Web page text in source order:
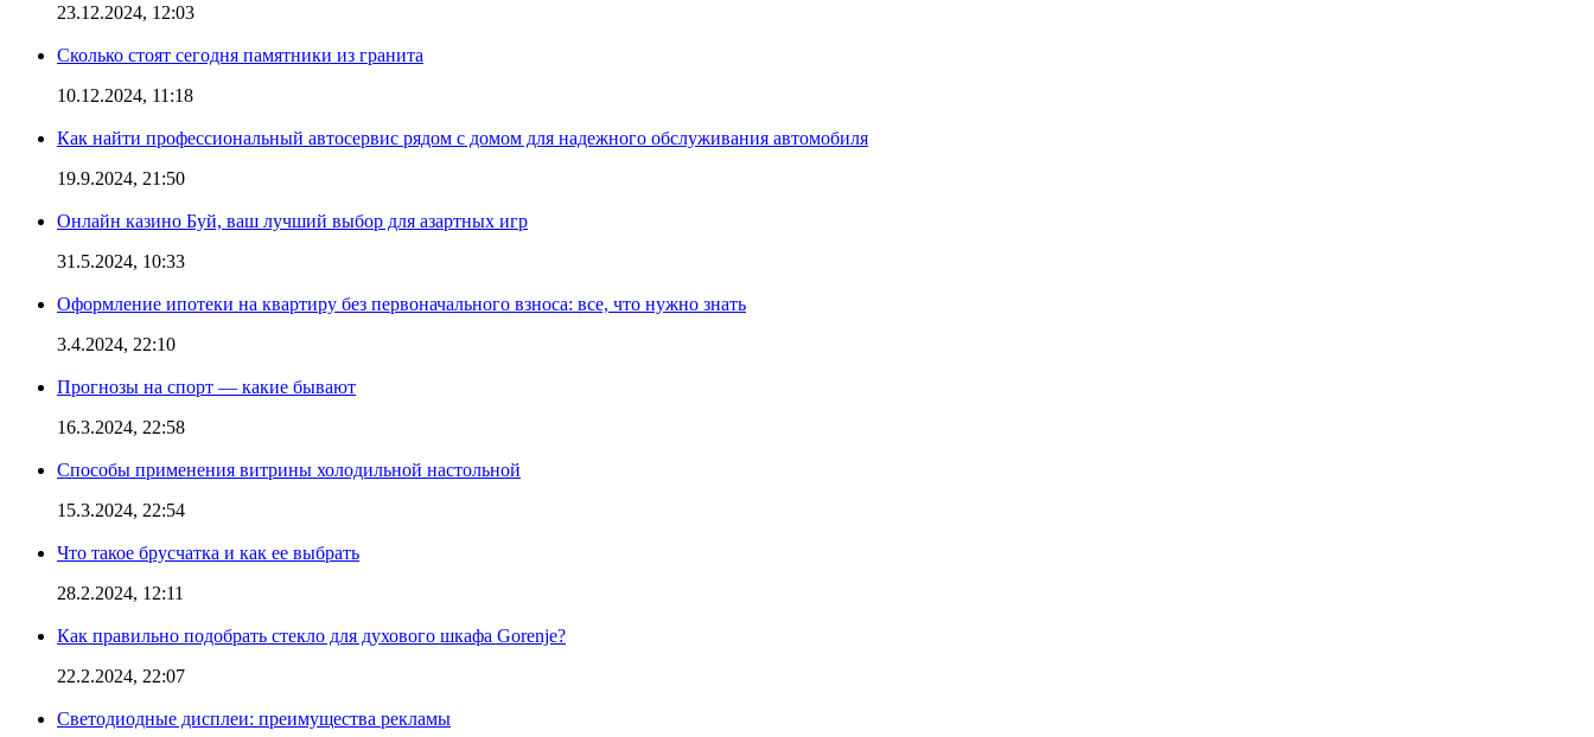
23.12.2024, 12:03
Сколько стоят сегодня памятники из гранита
10.12.2024, 11:18
Как найти профессиональный автосервис рядом с домом для надежного обслуживания автомобиля
19.9.2024, 21:50
Онлайн казино Буй, ваш лучший выбор для азартных игр
31.5.2024, 10:33
Оформление ипотеки на квартиру без первоначального взноса: все, что нужно знать
3.4.2024, 22:10
Прогнозы на спорт — какие бывают
16.3.2024, 22:58
Способы применения витрины холодильной настольной
15.3.2024, 22:54
Что такое брусчатка и как ее выбрать
28.2.2024, 12:11
Как правильно подобрать стекло для духового шкафа Gorenje?
22.2.2024, 22:07
Светодиодные дисплеи: преимущества рекламы